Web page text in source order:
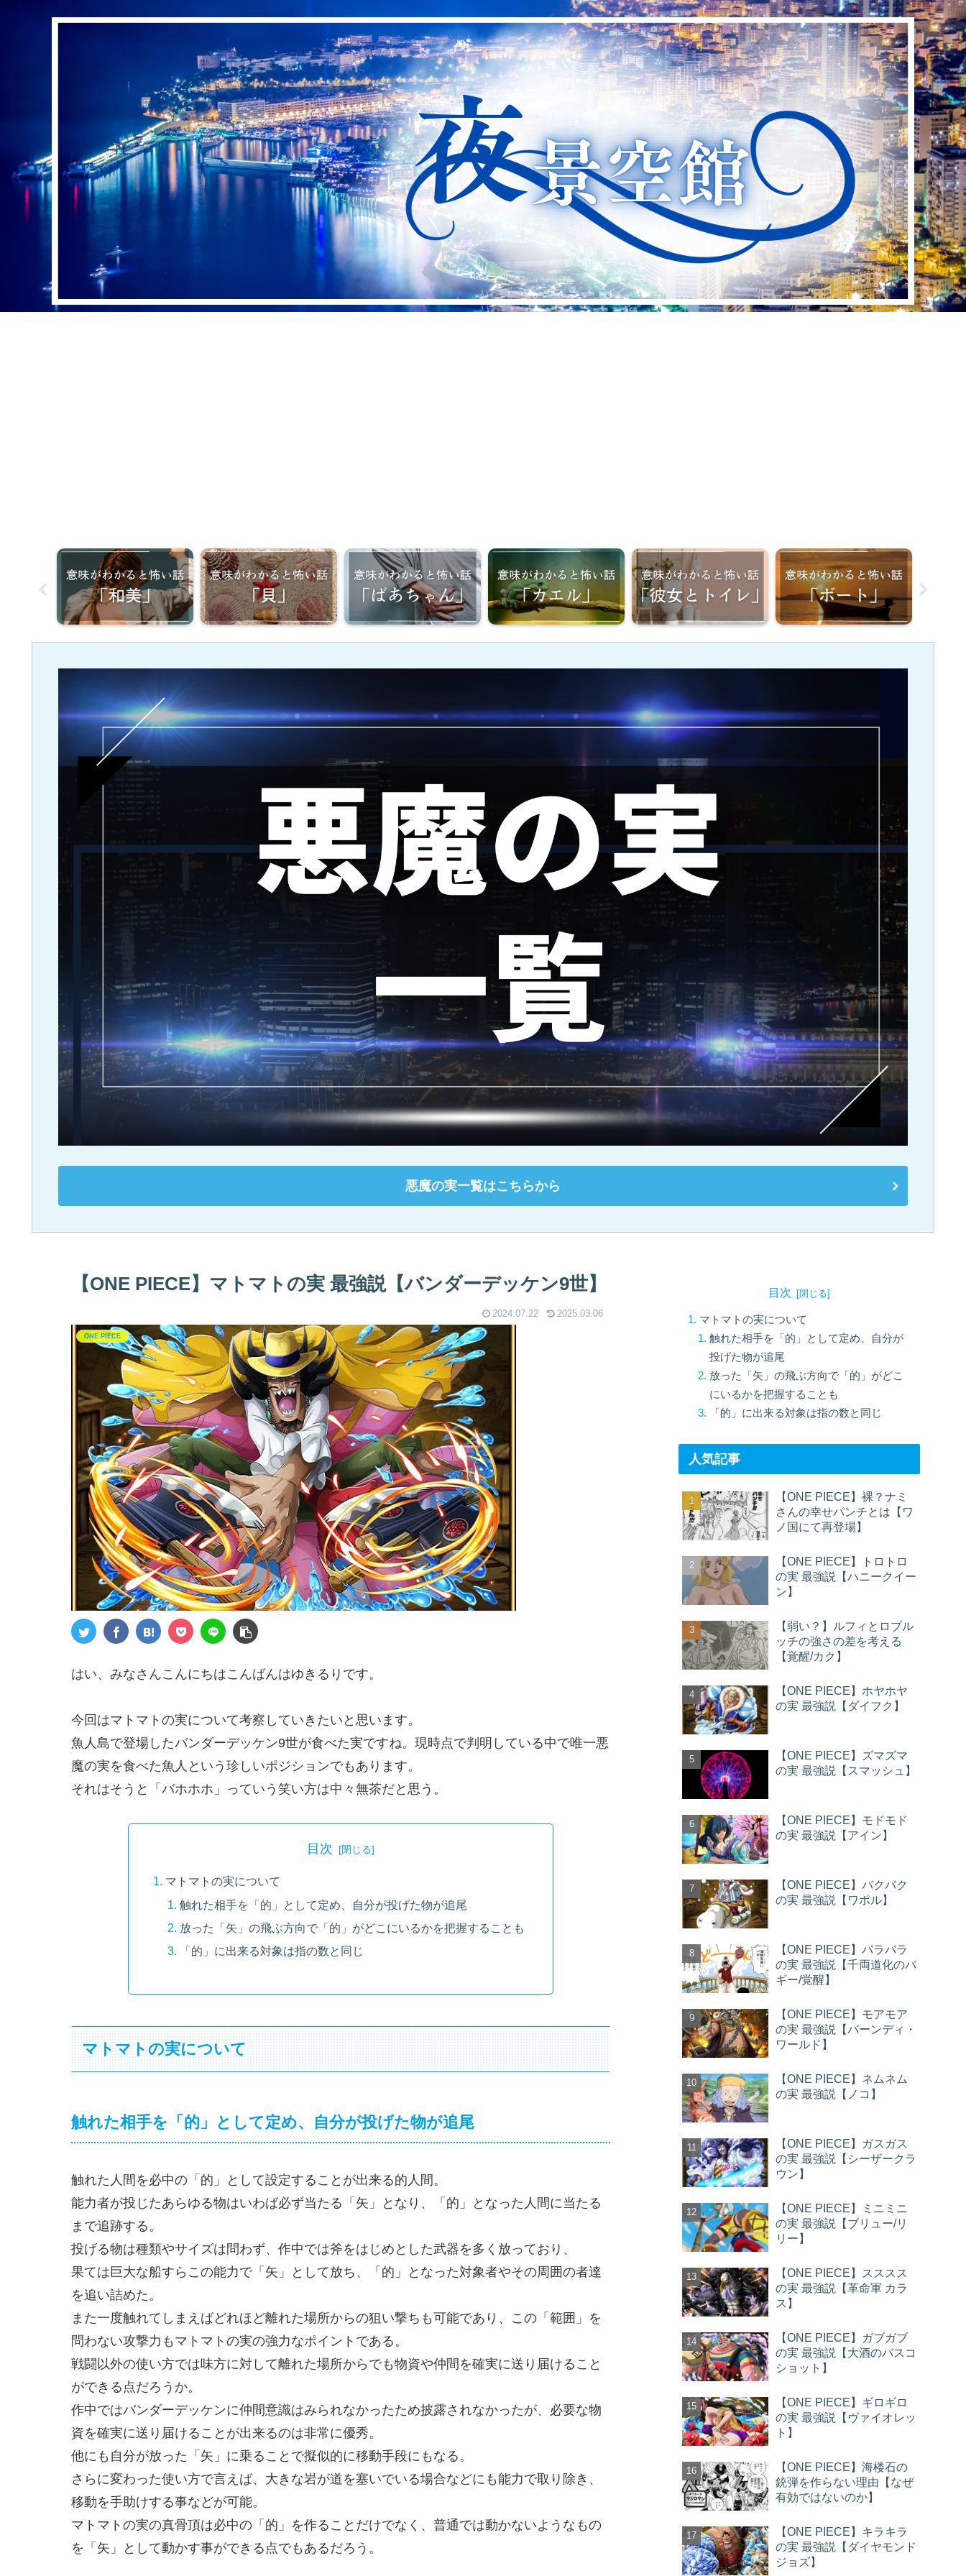
悪魔の実一覧はこちらから
【ONE PIECE】マトマトの実 最強説【バンダーデッケン9世】
2024.07.22 2025.03.06
ONE PIECE
はい、みなさんこんにちはこんばんはゆきるりです。
今回はマトマトの実について考察していきたいと思います。
魚人島で登場したバンダーデッケン9世が食べた実ですね。現時点で判明している中で唯一悪
魔の実を食べた魚人という珍しいポジションでもあります。
それはそうと「バホホホ」っていう笑い方は中々無茶だと思う。
目次
マトマトの実について
触れた相手を「的」として定め、自分が投げた物が追尾
放った「矢」の飛ぶ方向で「的」がどこにいるかを把握することも
「的」に出来る対象は指の数と同じ
マトマトの実について
触れた相手を「的」として定め、自分が投げた物が追尾
触れた人間を必中の「的」として設定することが出来る的人間。
能力者が投じたあらゆる物はいわば必ず当たる「矢」となり、「的」となった人間に当たる
まで追跡する。
投げる物は種類やサイズは問わず、作中では斧をはじめとした武器を多く放っており、
果ては巨大な船すらこの能力で「矢」として放ち、「的」となった対象者やその周囲の者達
を追い詰めた。
また一度触れてしまえばどれほど離れた場所からの狙い撃ちも可能であり、この「範囲」を
問わない攻撃力もマトマトの実の強力なポイントである。
戦闘以外の使い方では味方に対して離れた場所からでも物資や仲間を確実に送り届けること
ができる点だろうか。
作中ではバンダーデッケンに仲間意識はみられなかったため披露されなかったが、必要な物
資を確実に送り届けることが出来るのは非常に優秀。
他にも自分が放った「矢」に乗ることで擬似的に移動手段にもなる。
さらに変わった使い方で言えば、大きな岩が道を塞いでいる場合などにも能力で取り除き、
移動を手助けする事などが可能。
マトマトの実の真骨頂は必中の「的」を作ることだけでなく、普通では動かないようなもの
を「矢」として動かす事ができる点でもあるだろう。
目次
マトマトの実について
触れた相手を「的」として定め、自分が
投げた物が追尾
放った「矢」の飛ぶ方向で「的」がどこ
にいるかを把握することも
「的」に出来る対象は指の数と同じ
人気記事
【ONE PIECE】裸？ナミ
さんの幸せパンチとは【ワ
ノ国にて再登場】
【ONE PIECE】トロトロ
の実 最強説【ハニークイー
ン】
【弱い？】ルフィとロブル
ッチの強さの差を考える
【覚醒/カク】
【ONE PIECE】ホヤホヤ
の実 最強説【ダイフク】
【ONE PIECE】ズマズマ
の実 最強説【スマッシュ】
【ONE PIECE】モドモド
の実 最強説【アイン】
【ONE PIECE】バクバク
の実 最強説【ワポル】
【ONE PIECE】バラバラ
の実 最強説【千両道化のバ
ギー/覚醒】
【ONE PIECE】モアモア
の実 最強説【バーンディ・
ワールド】
【ONE PIECE】ネムネム
の実 最強説【ノコ】
【ONE PIECE】ガスガス
の実 最強説【シーザークラ
ウン】
【ONE PIECE】ミニミニ
の実 最強説【ブリュー/リ
リー】
【ONE PIECE】スススス
の実 最強説【革命軍 カラ
ス】
【ONE PIECE】ガブガブ
の実 最強説【大酒のバスコ
ショット】
【ONE PIECE】ギロギロ
の実 最強説【ヴァイオレッ
ト】
【ONE PIECE】海楼石の
銃弾を作らない理由【なぜ
有効ではないのか】
【ONE PIECE】キラキラ
の実 最強説【ダイヤモンド
ジョズ】